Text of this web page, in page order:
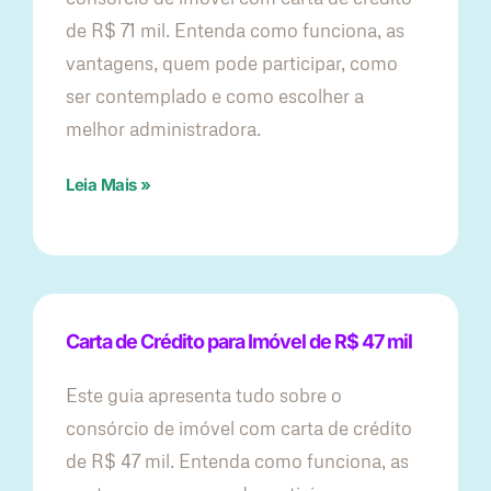
de R$ 71 mil. Entenda como funciona, as
vantagens, quem pode participar, como
ser contemplado e como escolher a
melhor administradora.
Leia Mais »
Carta de Crédito para Imóvel de R$ 47 mil
Este guia apresenta tudo sobre o
consórcio de imóvel com carta de crédito
de R$ 47 mil. Entenda como funciona, as